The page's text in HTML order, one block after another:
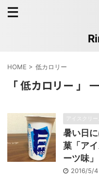
HOME > 低カロリー
「 低カロリー 」
アイスクリ
暑い日
菓「ア
ーツ味」
2016/5/4